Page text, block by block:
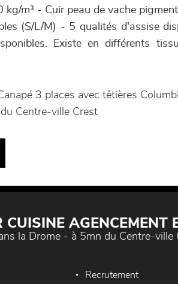
kg/m³ - Cuir peau de vache
(S/L/M) - 5 qualités d'assise
Existe en différents
3 places avec têtières
Centre-ville Crest
CUISINE AGENCEMENT
la Drome - à 5mn du Centre-ville
Recrutement